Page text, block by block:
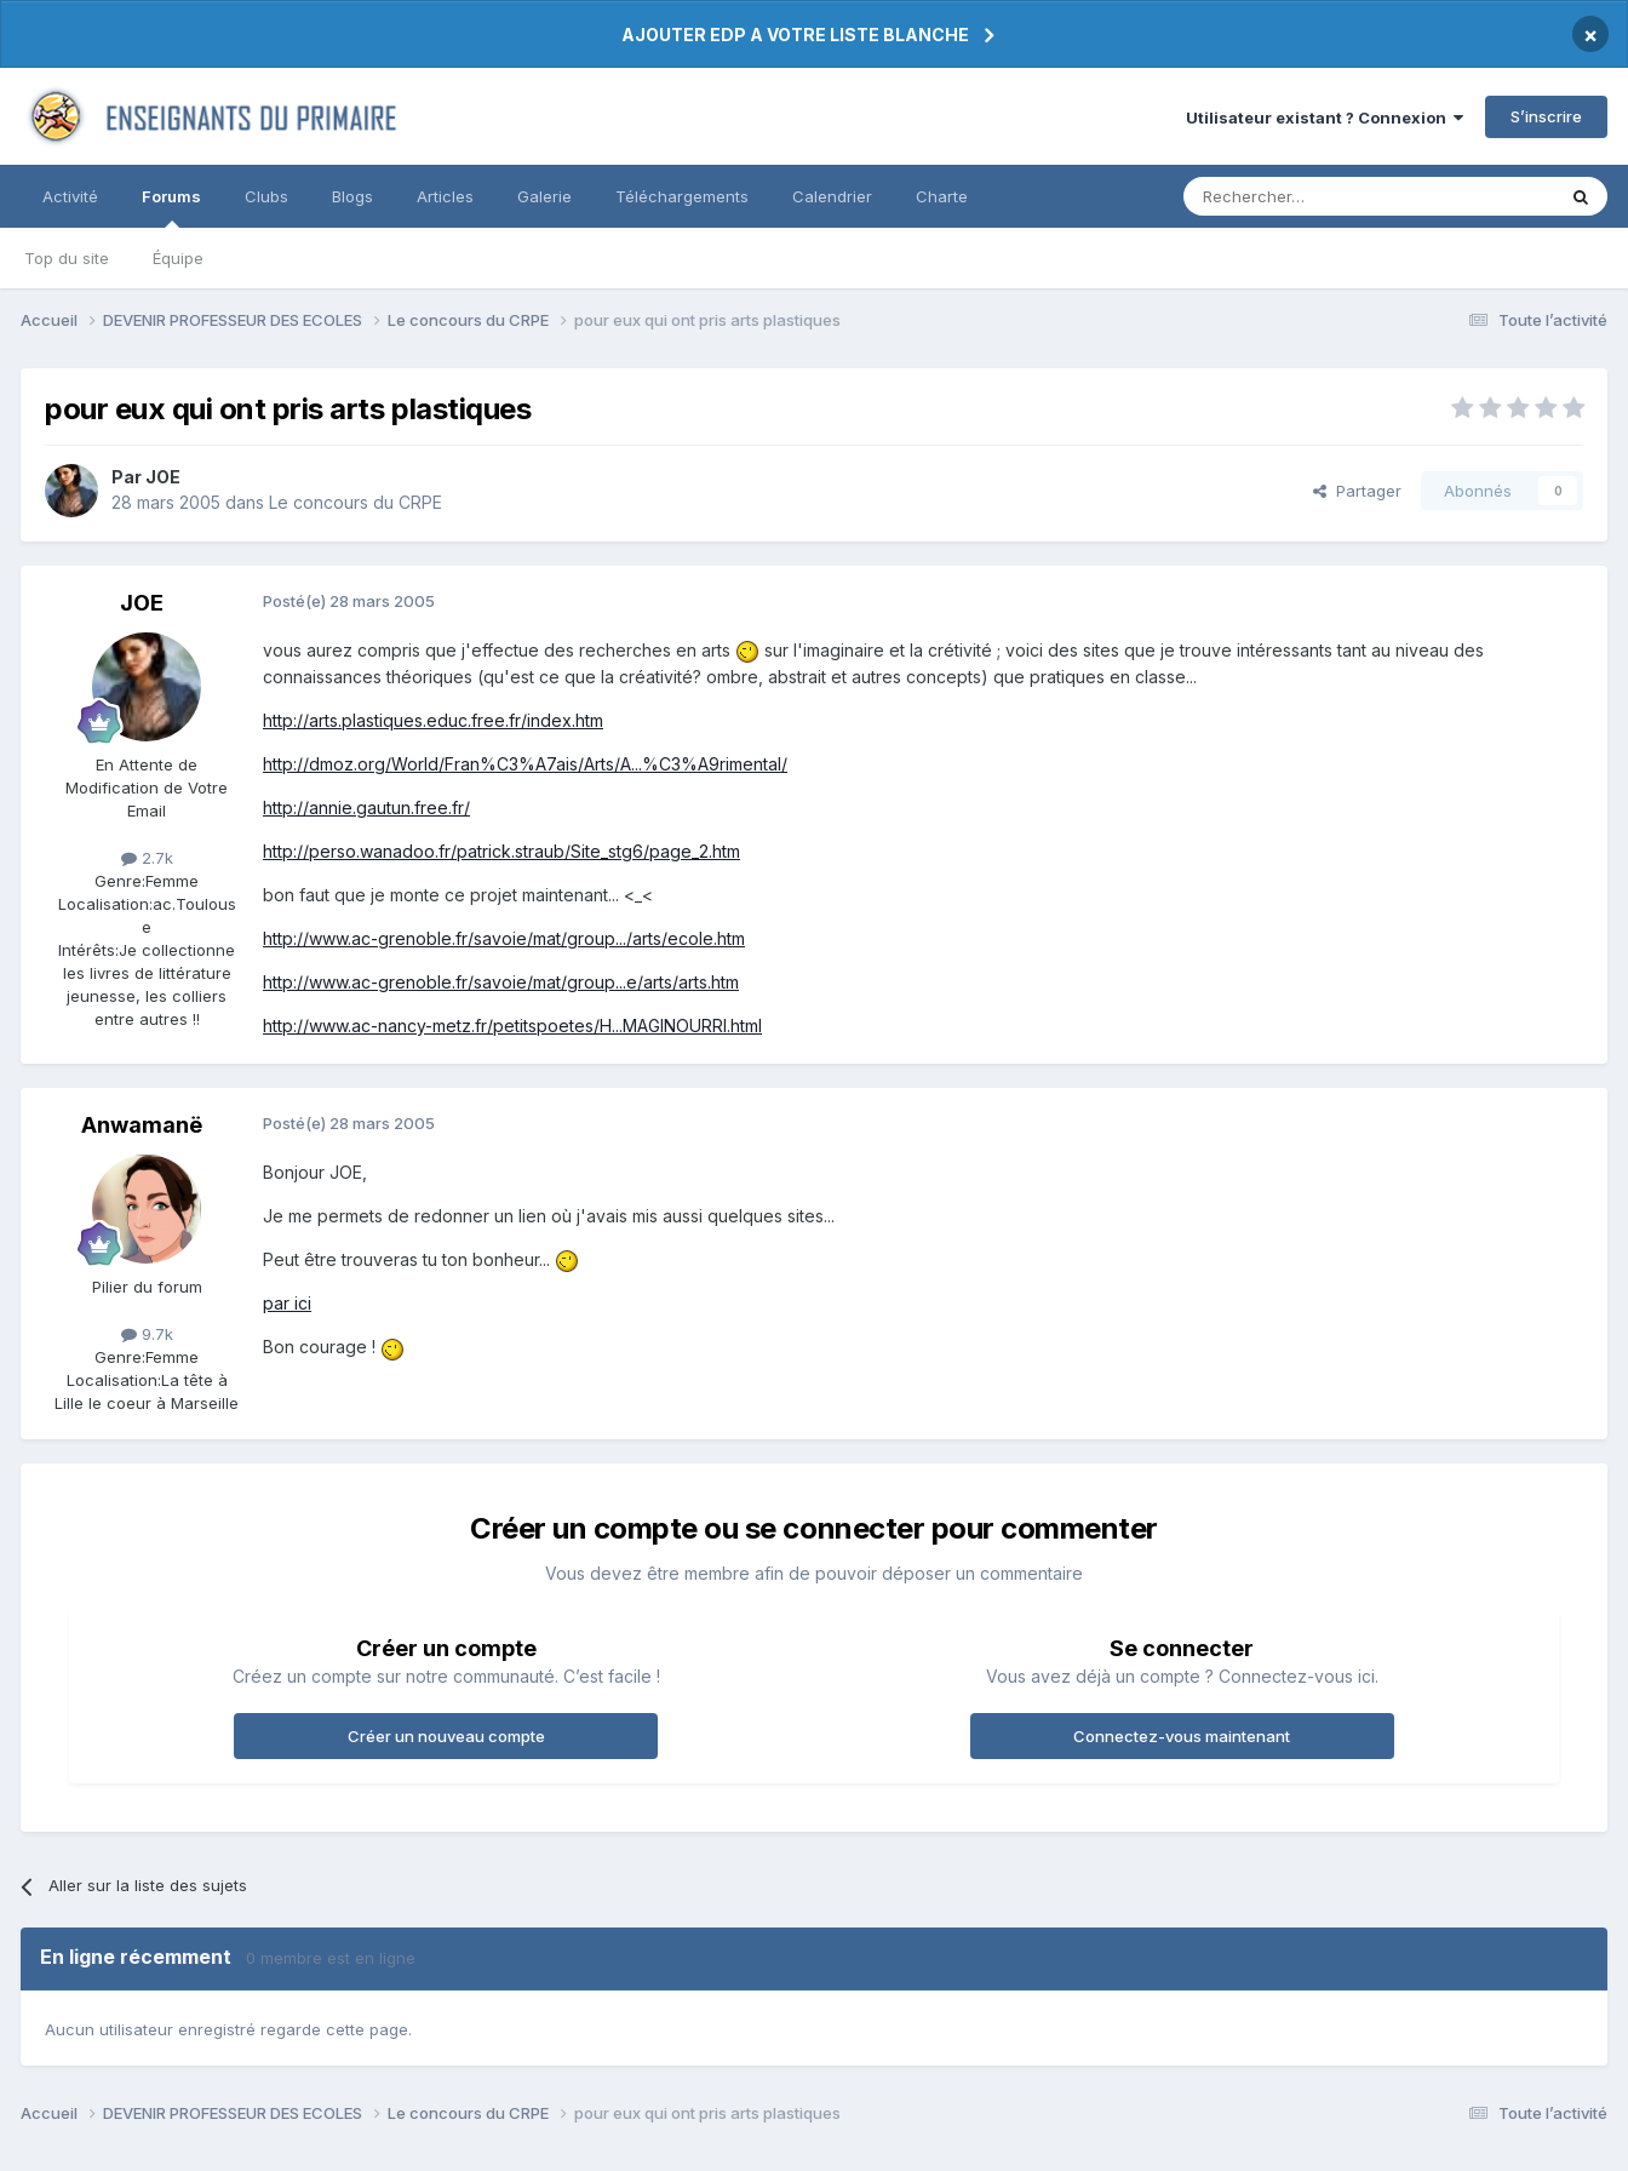
AJOUTER EDP A VOTRE LISTE BLANCHE ×
Utilisateur existant ? Connexion S’inscrire
Activité Forums
Top du site Équipe
Clubs Blogs Articles Galerie Téléchargements Calendrier Charte
Toute l’activité
Accueil DEVENIR PROFESSEUR DES ECOLES Le concours du CRPE pour eux qui ont pris arts plastiques
pour eux qui ont pris arts plastiques
Par JOE
28 mars 2005 dans Le concours du CRPE
Partager Abonnés 0
JOE
En Attente de
Modification de Votre
Email
2.7k
Genre:Femme
Localisation:ac.Toulous
e
Intérêts:Je collectionne
les livres de littérature
jeunesse, les colliers
entre autres !!
Posté(e) 28 mars 2005
vous aurez compris que j'effectue des recherches en arts
sur l'imaginaire et la crétivité ; voici des sites que je trouve intéressants tant au niveau des
connaissances théoriques (qu'est ce que la créativité? ombre, abstrait et autres concepts) que pratiques en classe...
http://arts.plastiques.educ.free.fr/index.htm
http://dmoz.org/World/Fran%C3%A7ais/Arts/A...%C3%A9rimental/
http://annie.gautun.free.fr/
http://perso.wanadoo.fr/patrick.straub/Site_stg6/page_2.htm
bon faut que je monte ce projet maintenant... <_<
http://www.ac-grenoble.fr/savoie/mat/group.../arts/ecole.htm
http://www.ac-grenoble.fr/savoie/mat/group...e/arts/arts.htm
http://www.ac-nancy-metz.fr/petitspoetes/H...MAGINOURRI.html
Anwamanë
Pilier du forum
9.7k
Genre:Femme
Localisation:La tête à
Lille le coeur à Marseille
Posté(e) 28 mars 2005
Bonjour JOE,
Je me permets de redonner un lien où j'avais mis aussi quelques sites...
Peut être trouveras tu ton bonheur...
par ici
Bon courage !
Créer un compte ou se connecter pour commenter
Vous devez être membre afin de pouvoir déposer un commentaire
Créer un compte
Créez un compte sur notre communauté. C’est facile !
Créer un nouveau compte
Se connecter
Vous avez déjà un compte ? Connectez-vous ici.
Connectez-vous maintenant
Aller sur la liste des sujets
En ligne récemment 0 membre est en ligne
Aucun utilisateur enregistré regarde cette page.
Toute l’activité
Accueil DEVENIR PROFESSEUR DES ECOLES Le concours du CRPE pour eux qui ont pris arts plastiques